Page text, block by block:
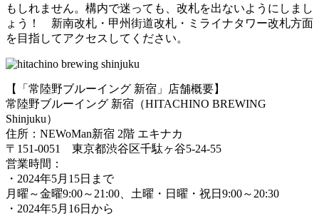
もしれません。構内で迷っても、改札を出ないようにしまし
ょう！ 新南改札・甲州街道改札・ミライナタワー改札方面
を目指してアクセスしてください。
【「常陸野ブルーイング 新宿」店舗概要】
常陸野ブルーイング 新宿（HITACHINO BREWING
Shinjuku）
住所：NEWoMan新宿 2階 エキナカ
〒151-0051 東京都渋谷区千駄ヶ谷5-24-55
営業時間：
・2024年5月15日まで
月曜～金曜9:00～21:00、土曜・日曜・祝日9:00～20:30
・2024年5月16日から